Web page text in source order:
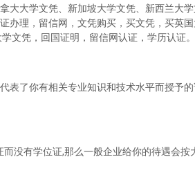
大大学文凭、新加坡大学文凭、新西兰大
办理，留信网，文凭购买，买文凭，买英
文凭，回国证明，留信网认证，学历认证。
表了你有相关专业知识和技术水平而授予
没有学位证,那么一般企业给你的待遇会按